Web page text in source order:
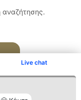
Live chat
αναζήτησης.